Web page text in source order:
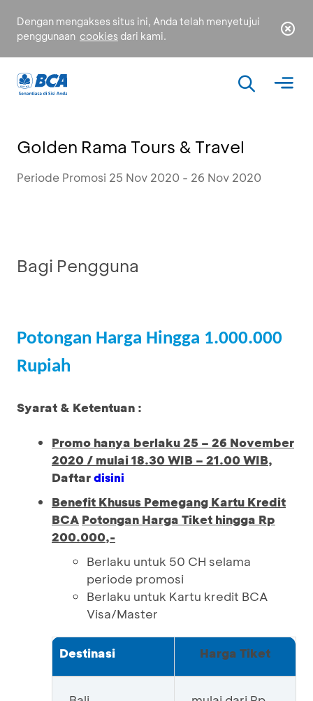
Dengan mengakses situs ini, Anda telah menyetujui
penggunaan cookies dari kami.
Golden Rama Tours & Travel
Periode Promosi 25 Nov 2020 - 26 Nov 2020
Bagi Pengguna
Potongan Harga Hingga 1.000.000
Rupiah
Syarat & Ketentuan :
Promo hanya berlaku 25 – 26 November
2020 / mulai 18.30 WIB – 21.00 WIB,
Daftardisini
Benefit Khusus Pemegang Kartu Kredit
BCA Potongan Harga Tiket hingga Rp
200.000,-
Berlaku untuk 50 CH selama
periode promosi
Berlaku untuk Kartu kredit BCA
Visa/Master
Destinasi Harga Tiket